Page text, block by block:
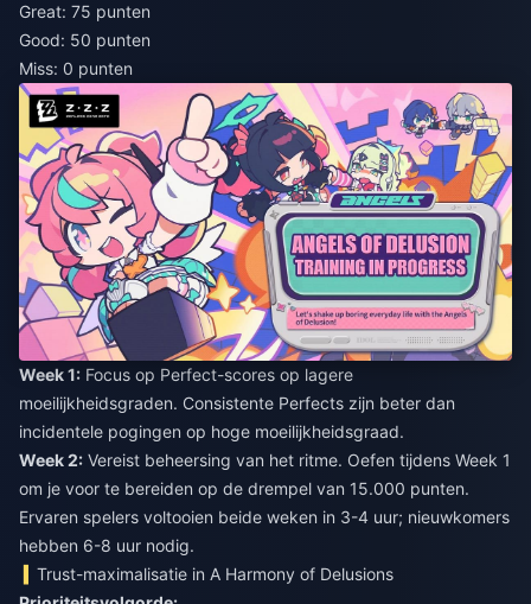
Great: 75 punten
Good: 50 punten
Miss: 0 punten
Week 1: Focus op Perfect-scores op lagere
moeilijkheidsgraden. Consistente Perfects zijn beter dan
incidentele pogingen op hoge moeilijkheidsgraad.
Week 2: Vereist beheersing van het ritme. Oefen tijdens Week 1
om je voor te bereiden op de drempel van 15.000 punten.
Ervaren spelers voltooien beide weken in 3-4 uur; nieuwkomers
hebben 6-8 uur nodig.
Trust-maximalisatie in A Harmony of Delusions